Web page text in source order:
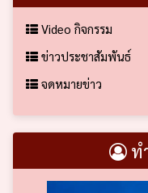
Video กิจกรรม
ข่าวประชาสัมพันธ์
จดหมายข่าว
ท